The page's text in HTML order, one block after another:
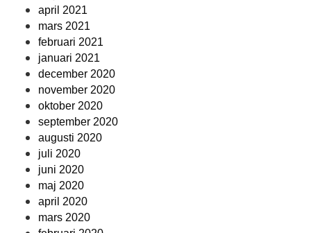
april 2021
mars 2021
februari 2021
januari 2021
december 2020
november 2020
oktober 2020
september 2020
augusti 2020
juli 2020
juni 2020
maj 2020
april 2020
mars 2020